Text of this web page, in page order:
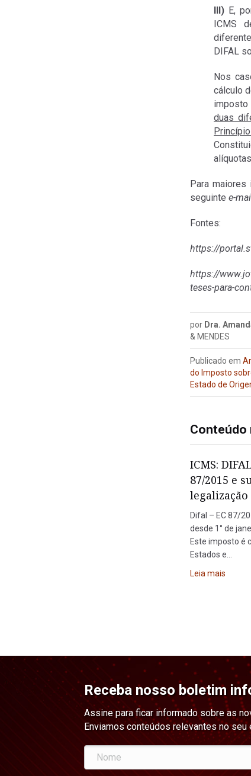
III) E,
ICMS
DIFAL
Nos
cálculo
imposto
duas
Para
seguinte e-
Fontes:
https://
https://
teses-para-
por Dra.
& MENDES
Publicado em
do Imposto
Estado de
Conteúdo
ICMS:
87/2015 e
legalização
Difal – EC 87/
desde 1° de
Este imposto é
Estados e…
Leia mais
Receba nosso boletim
Assine para ficar informado sobre as
Enviamos conteúdos relevantes no